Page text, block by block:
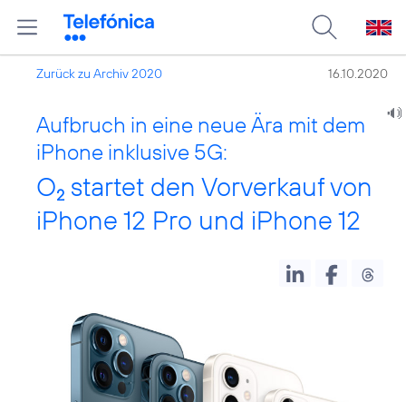
Zurück zu Archiv 2020 16.10.2020
Aufbruch in eine neue Ära mit dem
iPhone inklusive 5G:
O2 startet den Vorverkauf von
iPhone 12 Pro und iPhone 12